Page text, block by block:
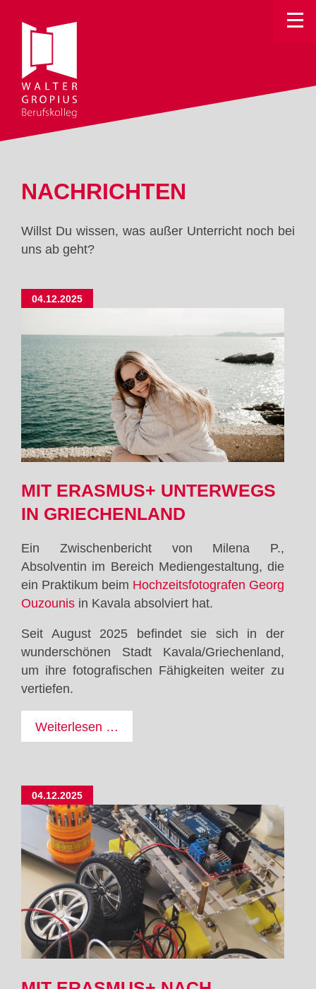
NACHRICHTEN
Willst Du wissen, was außer Unterricht noch bei
uns ab geht?
04.12.2025
MIT ERASMUS+ UNTERWEGS
IN GRIECHENLAND
Ein Zwischenbericht von Milena P.,
Absolventin im Bereich Mediengestaltung, die
ein Praktikum beim Hochzeitsfotografen Georg
Ouzounis in Kavala absolviert hat.
Seit August 2025 befindet sie sich in der
wunderschönen Stadt Kavala/Griechenland,
um ihre fotografischen Fähigkeiten weiter zu
vertiefen.
Weiterlesen …
Erasmus+
04.12.2025